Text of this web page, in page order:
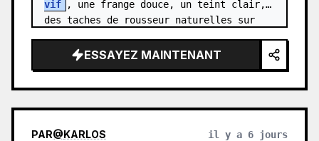
vif
, une frange douce, un teint clair,
des taches de rousseur naturelles sur
ESSAYEZ MAINTENANT
PAR@KARLOS il y a 6 jours